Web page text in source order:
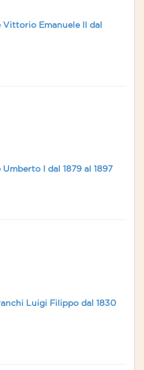
Emanuele II dal
I dal 1879 al 1897
Luigi Filippo dal 1830